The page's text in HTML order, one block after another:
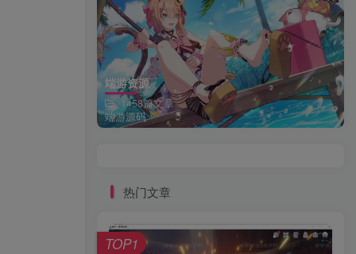
端游资源
1458篇文章
端游源码
热门文章
TOP1